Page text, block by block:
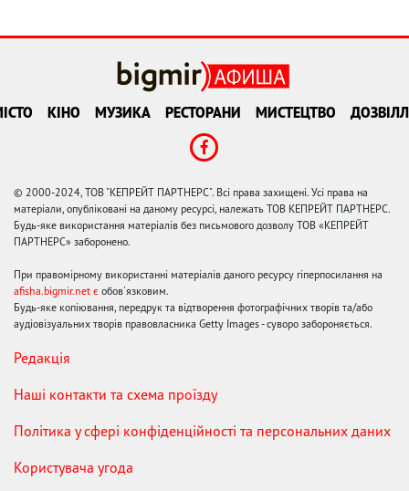
КІНО МУЗИКА РЕСТОРАНИ МИСТЕЦТВО
© 2000-2024, ТОВ "КЕПРЕЙТ ПАРТНЕРС". Всі права захищені. Усі права на
матеріали, опубліковані на даному ресурсі, належать ТОВ КЕПРЕЙТ ПАРТНЕРС.
Будь-яке використання матеріалів без письмового дозволу ТОВ «КЕПРЕЙТ
ПАРТНЕРС» заборонено.
При правомірному використанні матеріалів даного ресурсу гіперпосилання на
afisha.bigmir.net є обов'язковим.
Будь-яке копіювання, передрук та відтворення фотографічних творів та/або
аудіовізуальних творів правовласника Getty Images - суворо забороняється.
Редакція
Наші контакти та схема проїзду
Політика у сфері конфіденційності та персональних даних
Користувача угода